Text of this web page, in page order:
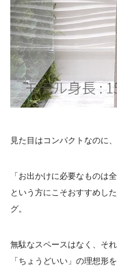
見た目はコンパクトなのに
「お出かけに必要なものは
という方にこそおすすめし
グ。
無駄なスペースはなく、そ
「ちょうどいい」の理想形